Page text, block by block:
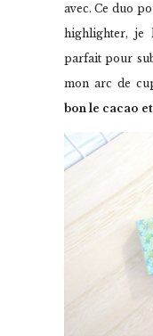
avec. Ce duo
highlighter, je
parfait pour
mon arc de
bon le cacao